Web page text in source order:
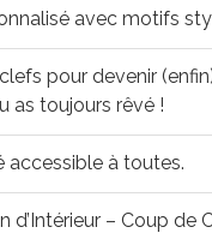
avec motifs
pour devenir
as toujours rêvé !
accessible à toutes.
d’Intérieur – Coup de